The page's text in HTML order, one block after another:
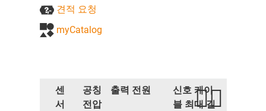
견적 요청
myCatalog
센
서
공칭
전압
출력 전원
신호 케이
블 최대 길